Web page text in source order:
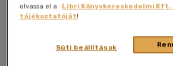
(1 vélemény)
olvassa el a
Libri Könyvkereskedelmi
tájékoztatóját!
Süti beállítások